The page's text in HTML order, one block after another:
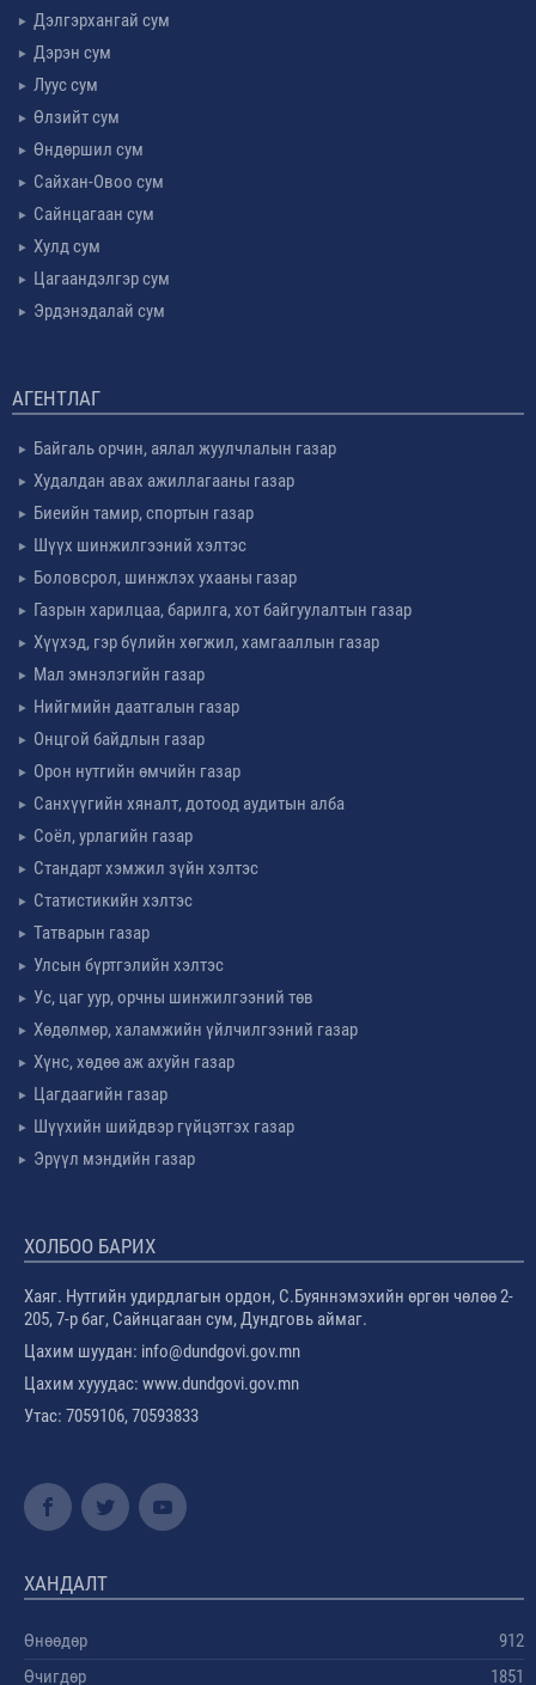
Дэлгэрхангай сум
Дэрэн сум
Луус сум
Өлзийт сум
Өндөршил сум
Сайхан-Овоо сум
Сайнцагаан сум
Хулд сум
Цагаандэлгэр сум
Эрдэнэдалай сум
АГЕНТЛАГ
Байгаль орчин, аялал жуулчлалын газар
Худалдан авах ажиллагааны газар
Биеийн тамир, спортын газар
Шүүх шинжилгээний хэлтэс
Боловсрол, шинжлэх ухааны газар
Газрын харилцаа, барилга, хот байгуулалтын газар
Хүүхэд, гэр бүлийн хөгжил, хамгааллын газар
Мал эмнэлэгийн газар
Нийгмийн даатгалын газар
Онцгой байдлын газар
Орон нутгийн өмчийн газар
Санхүүгийн хяналт, дотоод аудитын алба
Соёл, урлагийн газар
Стандарт хэмжил зүйн хэлтэс
Статистикийн хэлтэс
Татварын газар
Улсын бүртгэлийн хэлтэс
Ус, цаг уур, орчны шинжилгээний төв
Хөдөлмөр, халамжийн үйлчилгээний газар
Хүнс, хөдөө аж ахуйн газар
Цагдаагийн газар
Шүүхийн шийдвэр гүйцэтгэх газар
Эрүүл мэндийн газар
ХОЛБОО БАРИХ
Хаяг. Нутгийн удирдлагын ордон, С.Буяннэмэхийн өргөн чөлөө 2-
205, 7-р баг, Сайнцагаан сум, Дундговь аймаг.
Цахим шуудан: info@dundgovi.gov.mn
Цахим хууудас: www.dundgovi.gov.mn
Утас: 7059106, 70593833
ХАНДАЛТ
Өнөөдөр
912
Өчигдөр
1851